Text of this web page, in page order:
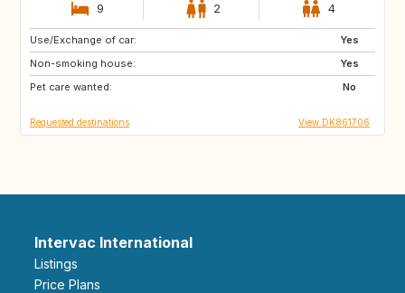
9 2 4
Use/Exchange of car:
Yes
Non-smoking house:
Yes
Pet care wanted:
No
SE
CZ
FR
Requested destinations View DK861706
Intervac International
Listings
Price Plans